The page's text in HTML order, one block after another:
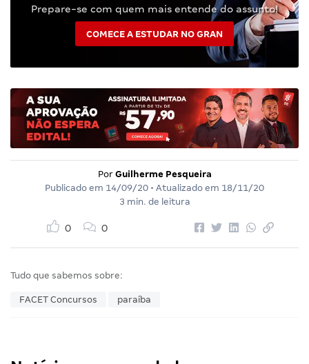
Prepare-se com quem mais entende do assunto!
COMECE A ESTUDAR NO GRAN
Por Guilherme Pesqueira
Publicado em 14/09/20 • Atualizado em 18/11/20
3 min. de leitura
0 0
Tudo que sabemos sobre:
FACET Concursos paraíba